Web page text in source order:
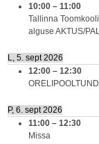
10:00 – 11:00
Tallinna
alguse AKTUS/
L, 5. sept 2026
12:00 – 12:30
P, 6. sept 2026
11:00 – 12:30
Missa